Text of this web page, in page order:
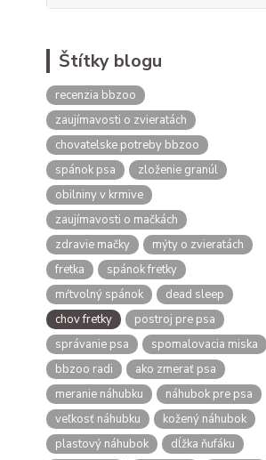
Štítky blogu
recenzia bbzoo
zaujímavosti o zvieratách
chovatelske potreby bbzoo
spánok psa
zloženie granúl
obilniny v krmive
zaujímavosti o mačkách
zdravie mačky
mýty o zvieratách
fretka
spánok fretky
mŕtvolný spánok
dead sleep
chov fretky
postroj pre psa
správanie psa
spomalovacia miska
bbzoo radi
ako zmerať psa
meranie náhubku
náhubok pre psa
veľkosť náhubku
kožený náhubok
plastový náhubok
dĺžka ňufáku